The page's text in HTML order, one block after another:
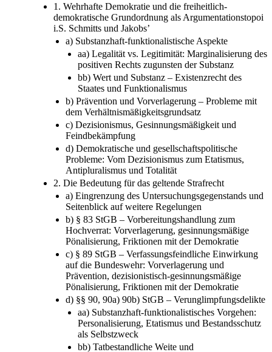
1. Wehrhafte Demokratie und die freiheitlich-
demokratische Grundordnung als Argumentationstopoi
i.S. Schmitts und Jakobs’
a) Substanzhaft-funktionalistische Aspekte
aa) Legalität vs. Legitimität: Marginalisierung des
positiven Rechts zugunsten der Substanz
bb) Wert und Substanz – Existenzrecht des
Staates und Funktionalismus
b) Prävention und Vorverlagerung – Probleme mit
dem Verhältnismäßigkeitsgrundsatz
c) Dezisionismus, Gesinnungsmäßigkeit und
Feindbekämpfung
d) Demokratische und gesellschaftspolitische
Probleme: Vom Dezisionismus zum Etatismus,
Antipluralismus und Totalität
2. Die Bedeutung für das geltende Strafrecht
a) Eingrenzung des Untersuchungsgegenstands und
Seitenblick auf weitere Regelungen
b) § 83 StGB – Vorbereitungshandlung zum
Hochverrat: Vorverlagerung, gesinnungsmäßige
Pönalisierung, Friktionen mit der Demokratie
c) § 89 StGB – Verfassungsfeindliche Einwirkung
auf die Bundeswehr: Vorverlagerung und
Prävention, dezisionistisch-gesinnungsmäßige
Pönalisierung, Friktionen mit der Demokratie
d) §§ 90, 90a) 90b) StGB – Verunglimpfungsdelikte
aa) Substanzhaft-funktionalistisches Vorgehen:
Personalisierung, Etatismus und Bestandsschutz
als Selbstzweck
bb) Tatbestandliche Weite und